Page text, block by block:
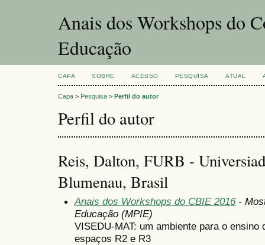
Anais dos Workshops do
Educação
CAPA SOBRE ACESSO PESQUISA ATUAL
Capa > Pesquisa > Perfil do autor
Perfil do autor
Reis, Dalton, FURB -
Blumenau, Brasil
Anais dos Workshops do CBIE 2016-
Educação (MPIE)
VISEDU-MAT: um ambiente para o
espaços R2 e R3